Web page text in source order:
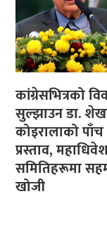
कांग्रेसभित्रको
सुल्झाउन डा.
कोइरालाको
प्रस्ताव,
समितिहरूमा
खोजी